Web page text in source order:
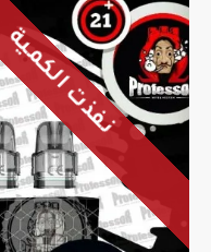
نفذت الكمية